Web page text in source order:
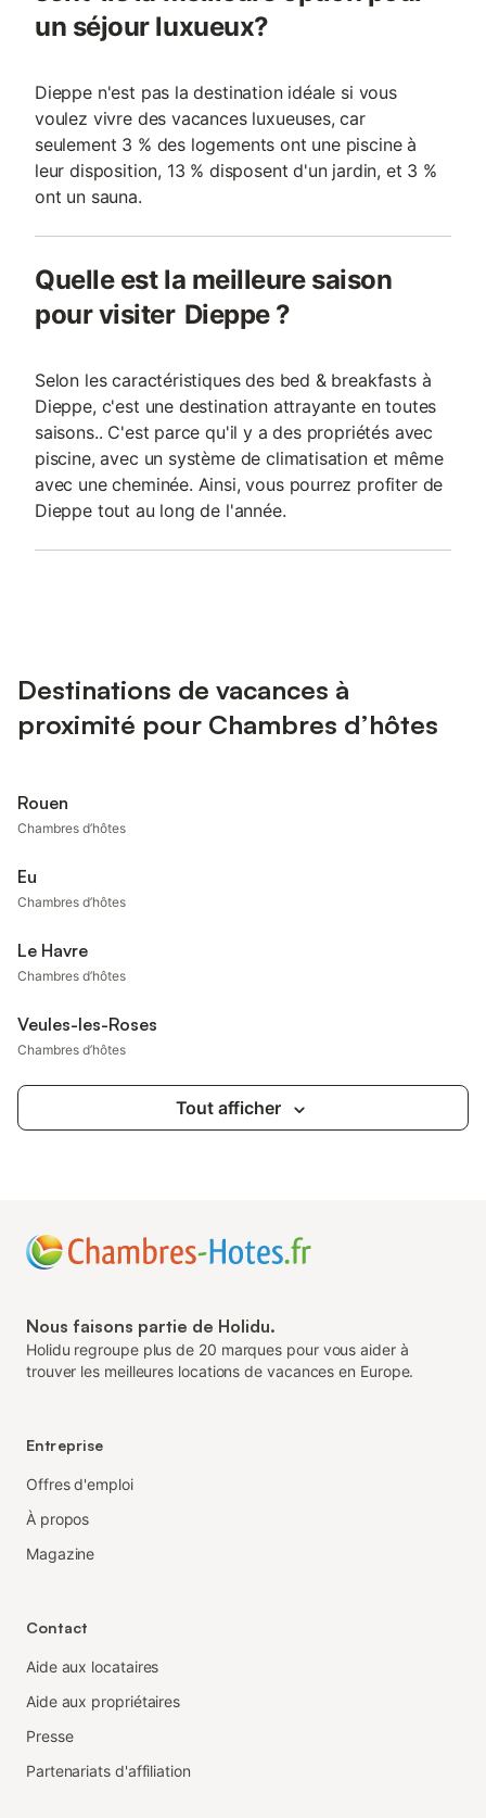
un séjour luxueux?
Dieppe n'est pas la destination idéale si vous
voulez vivre des vacances luxueuses, car
seulement 3 % des logements ont une piscine à
leur disposition, 13 % disposent d'un jardin, et 3 %
ont un sauna.
Quelle est la meilleure saison
pour visiter Dieppe ?
Selon les caractéristiques des bed & breakfasts à
Dieppe, c'est une destination attrayante en toutes
saisons.. C'est parce qu'il y a des propriétés avec
piscine, avec un système de climatisation et même
avec une cheminée. Ainsi, vous pourrez profiter de
Dieppe tout au long de l'année.
Destinations de vacances à
proximité pour Chambres d’hôtes
Rouen
Chambres d’hôtes
Eu
Chambres d’hôtes
Le Havre
Chambres d’hôtes
Veules-les-Roses
Chambres d’hôtes
Tout afficher
Nous faisons partie de Holidu.
Holidu regroupe plus de 20 marques pour vous aider à
trouver les meilleures locations de vacances en Europe.
Entreprise
Offres d'emploi
À propos
Magazine
Contact
Aide aux locataires
Aide aux propriétaires
Presse
Partenariats d'affiliation